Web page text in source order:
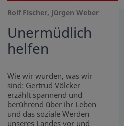
Rolf Fischer, Jürgen Weber
Unermüdlich
helfen
Wie wir wurden, was wir
sind: Gertrud Völcker
erzählt spannend und
berührend über ihr Leben
und das soziale Werden
unseres Landes vor und